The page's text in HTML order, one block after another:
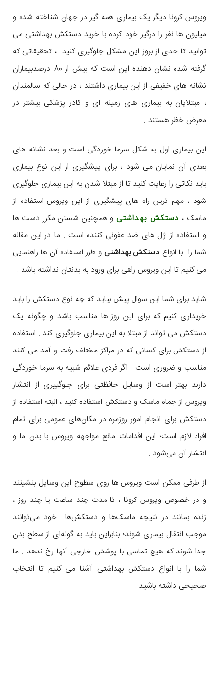
ویروس کرونا دیگر یک بیماری همه گیر در جهان شناخته شده و
میلیون ها نفر را درگیر خود کرده با خرید دستکش بهداشتی می
توانید تا حدی از بروز این مشکل جلوگیری کنید ، تحقیقاتی که
گرفته شده نشان دهنده این است که بیش از 80 درصدبیماران
نشانه های خفیفی از این بیماری داشتند ، در حالی که سالمندان
، مبتلایان به بیماری های زمینه ای و کادر پزشکی بیشتر در
معرض خظر هستند .
این بیماری اول به شکل سرما خوردگی است و بعد نشانه های
بعدی آن نمایان می شود ، برای پیشگیری از این نوع بیماری
باید نکاتی را رعایت کنید تا از مبتلا شدن به این بیماری جلوگیری
شود ، مهم ترین راه های پیشگیری از این ویروس استفاده از
ماسک ، دستکش بهداشتی و همچنین شستن مکرر دست ها
و استفاده از ژل های ضد عفونی کننده است . ما در این مقاله
شما را با انواع دستکش بهداشتیو طرز استفاده آن ها راهنمایی
می کنیم تا این ویروس راهی برای ورود به بدنتان نداشته باشد .
شاید برای شما این سوال پیش بیاید که چه نوع دستکش را باید
خریداری کنیم که برای این روز ها مناسب باشد و چگونه یک
دستکش می تواند از مبتلا به این بیماری جلوگیری کند . استفاده
از دستکش برای کسانی که در مراکز مختلف رفت و آمد می کنند
مناسب و ضروری است . اگر فردی علائم شبیه به سرما خوردگی
دارند بهتر است از وسایل حافظتی برای جلوگییری از انتشار
ویروس از جماه ماسک و دستکش استفاده کنید ، البته استفاده از
دستکش برای انجام امور روزمره در مکان‌های عمومی برای تمام
افراد لازم است؛ این اقدامات مانع مواجهه ویروس با بدن ما و
انتشار آن می‌شود .
از طرفی ممکن است ویروس ‌ها روی سطوح این وسایل بنشینند
و در خصوص ویروس کرونا ، تا مدت چند ساعت یا چند روز ،
زنده بمانند در نتیجه ماسک‌ها و دستکش‌ها خود می‌توانند
موجب انتقال بیماری شوند؛ بنابراین باید به گونه‌ای از سطح بدن
جدا شوند که هیچ تماسی با پوشش خارجی آنها رخ ندهد . ما
شما را با انواع دستکش بهداشتی آشنا می کنیم تا انتخاب
صحیحی داشته باشید .